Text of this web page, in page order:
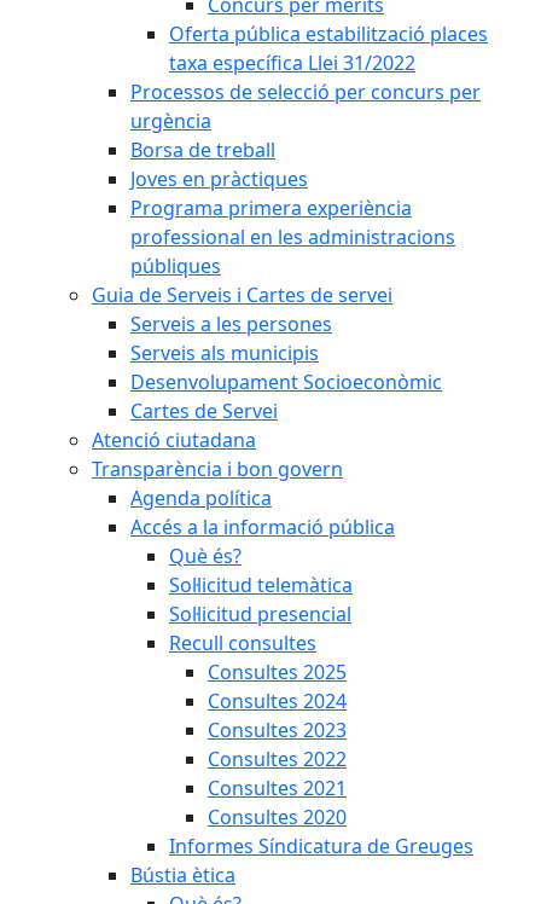
Oferta pública estabilització places
taxa específica Llei 31/2022
Processos de selecció per concurs per
urgència
Borsa de treball
Joves en pràctiques
Programa primera experiència
professional en les administracions
públiques
Guia de Serveis i Cartes de servei
Serveis a les persones
Serveis als municipis
Desenvolupament Socioeconòmic
Cartes de Servei
Atenció ciutadana
Transparència i bon govern
Agenda política
Accés a la informació pública
Què és?
Sol·licitud telemàtica
Sol·licitud presencial
Recull consultes
Consultes 2025
Consultes 2024
Consultes 2023
Consultes 2022
Consultes 2021
Consultes 2020
Informes Síndicatura de Greuges
Bústia ètica